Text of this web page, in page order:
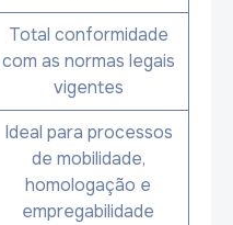
Total conformidade
com as normas legais
vigentes
Ideal para processos
de mobilidade,
homologação e
empregabilidade